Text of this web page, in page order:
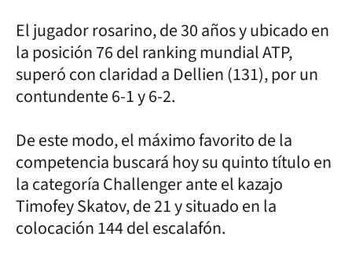
El jugador rosarino, de 30 años y ubicado en
la posición 76 del ranking mundial ATP,
superó con claridad a Dellien (131), por un
contundente 6-1 y 6-2.
De este modo, el máximo favorito de la
competencia buscará hoy su quinto título en
la categoría Challenger ante el kazajo
Timofey Skatov, de 21 y situado en la
colocación 144 del escalafón.